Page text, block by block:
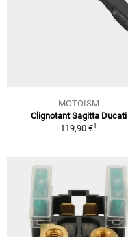
MOTOISM
Clignotant Sagitta Ducati
119,90 €1